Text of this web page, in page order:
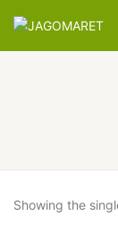
Showing the